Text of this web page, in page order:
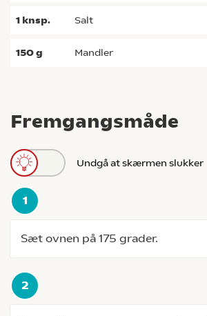
Fremgangsmåde
Undgå at skærmen slukker
Sæt ovnen på 175 grader.
1 knsp. salt
150g mandler